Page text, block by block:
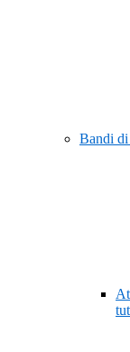
Bandi di